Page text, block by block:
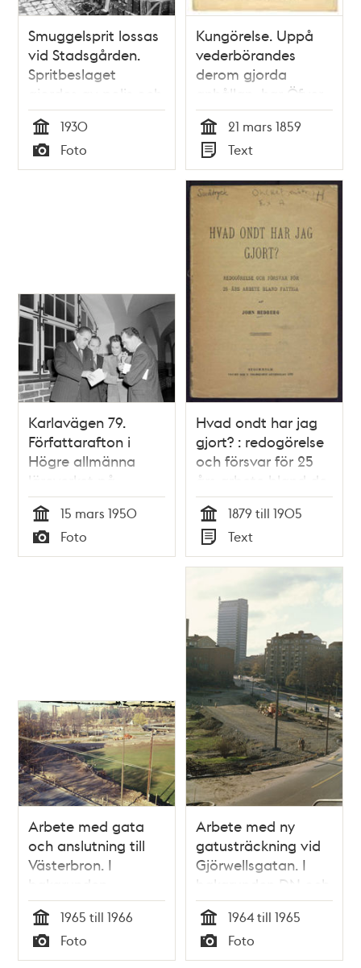
Smuggelsprit lossas
vid Stadsgården.
Spritbeslaget
gjordes av polis och
tull vid Sandskär,
natten till den 10
mars 1930.
Tid
1930
Typ
Foto
Kungörelse. Uppå
vederbörandes
derom gjorda
anhållan, har Öfver-
Ståthållare-Embetet
funnit skälligt
stadga ett vite af
fem riksdaler
riksmynt...Stockholm
den 21 mars 1859.
Tid
21 mars 1859
Typ
Text
Karlavägen 79.
Författarafton i
Högre allmänna
läroverket på
Östermalm (Östra
Real). Medverkade
gjorde författarna
fr. v. Jan Fridegård,
Tid
15 mars 1950
Typ
Foto
Hvad ondt har jag
gjort? : redogörelse
och försvar för 25
års arbete bland de
fattiga
Tid
1879 till 1905
Typ
Text
Arbete med gata
och anslutning till
Västerbron. I
bakgrunden
Gjörwellsgatan. I
fonden
Drottningholmsvägen
Tid
1965 till 1966
Typ
Foto
Arbete med ny
gatusträckning vid
Gjörwellsgatan. I
bakgrunden DN och
Expressens höghus
Tid
1964 till 1965
Typ
Foto